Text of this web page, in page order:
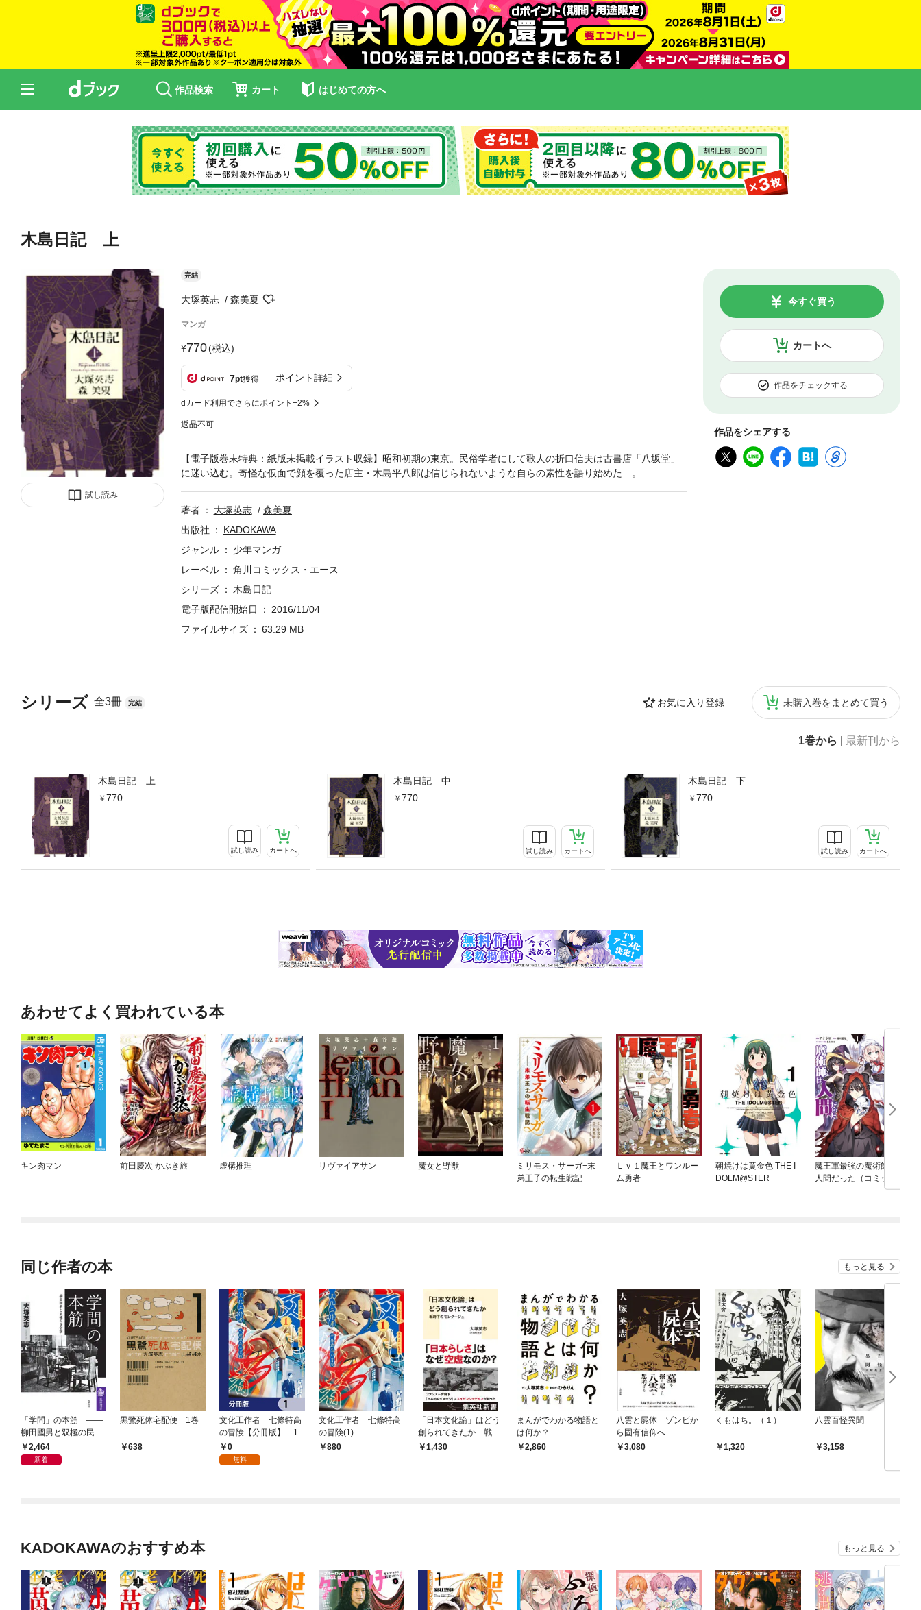
作品検索 カート はじめての方へ
木島日記 上
試し読み
完結
大塚英志 森美夏
マンガ
770(税込)
7pt獲得 ポイント詳細
dカード利用でさらにポイント+2%
返品不可
カートへ
今すぐ買う
作品をチェックする
作品をシェアする
シリーズ 全3冊 完結 お気に入り登録 未購入巻をまとめて買う
1巻から 最新刊から
木島日記 上
770
試し読み カートへ
木島日記 中
770
試し読み カートへ
木島日記 下
770
試し読み カートへ
【電子版巻末特典：紙版未掲載イラスト収録】昭和初期の東京。民俗学者にして歌人の折口信夫は古書店「八坂堂」
に迷い込む。奇怪な仮面で顔を覆った店主・木島平八郎は信じられないような自らの素性を語り始めた…。
著者 大塚英志
森美夏
出版社
KADOKAWA
ジャンル
少年マンガ
レーベル
角川コミックス・エース
シリーズ
木島日記
電子版配信開始日
2016/11/04
ファイルサイズ
63.29 MB
あわせてよく買われている本
キン肉マン 前田慶次 かぶき旅 虚構推理 リヴァイアサン 魔女と野獣
ミリモス・サーガ−末
弟王子の転生戦記
Ｌｖ１魔王とワンルー
ム勇者
朝焼けは黄金色 THE I
DOLM@STER
魔王軍最強の魔術師は
人間だった（コミッ
同じ作者の本 もっと見る
「学問」の本筋 ――
柳田國男と双極の民俗
学2,464
新着
黒鷺死体宅配便 1巻
638
文化工作者 七條特高
の冒険【分冊版】 1
0
無料
文化工作者 七條特高
の冒険(1)
880
「日本文化論」はどう
創られてきたか 戦時
下のモンタージュ
1,430
まんがでわかる物語と
は何か？
2,860
八雲と屍体 ゾンビか
ら固有信仰へ
3,080
くもはち。（１）
1,320
八雲百怪異聞
3,158
KADOKAWAのおすすめ本 もっと見る